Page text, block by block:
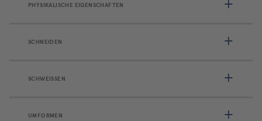
PHYSIKALISCHE EIGENSCHAFTEN
SCHNEIDEN
SCHWEISSEN
UMFORMEN